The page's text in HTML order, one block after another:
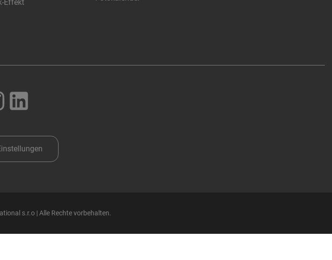
Effekt
s.r.o | Alle Rechte vorbehalten.